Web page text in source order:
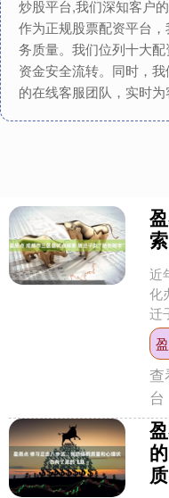
炒股平台,我们深知客户
作为正规股票配资平台
务质量。我们位列十大
资金安全流转。同时，
的在线客服团队，实时为
近
化
迁
全
今
查
台